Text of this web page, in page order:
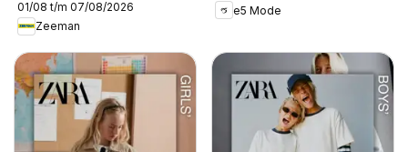
01/08 t/m 07/08/2026
Zeeman
e5 Mode